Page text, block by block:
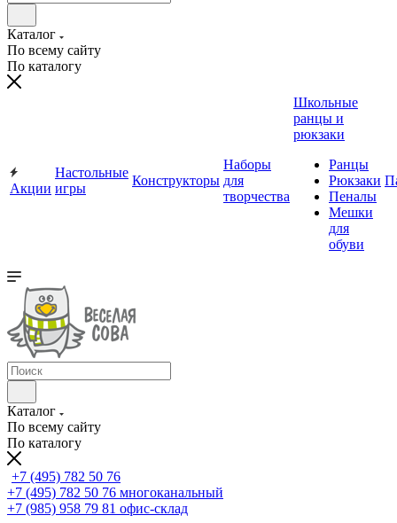
Каталог
По всему сайту
По каталогу
Акции
Настольные
игры
Конструкторы
Наборы
для
творчества
Школьные
ранцы и
рюкзаки
Ранцы
Рюкзаки
Пеналы
Мешки
для
обуви
Каталог
По всему сайту
По каталогу
+7 (495) 782 50 76
+7 (495) 782 50 76 многоканальный
+7 (985) 958 79 81 офис-склад